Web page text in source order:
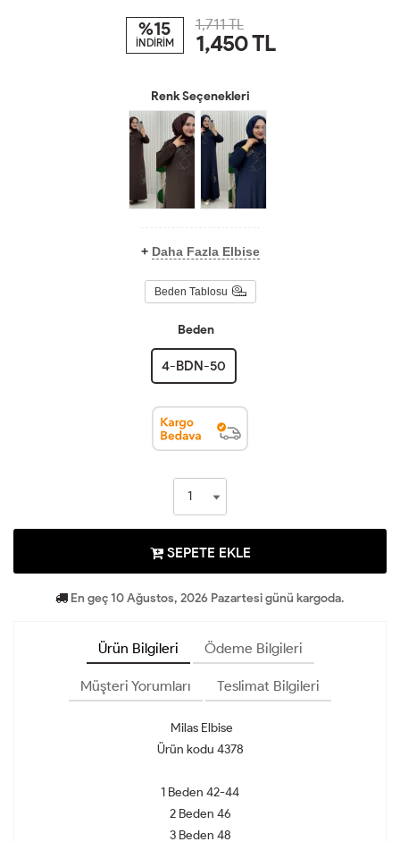
%15
İNDİRİM
1,711 TL
1,450TL
Renk Seçenekleri
+ Daha Fazla Elbise
Beden Tablosu
Beden
4-BDN-50
SEPETE EKLE
En geç 10 Ağustos, 2026 Pazartesi günü kargoda.
Ürün Bilgileri Ödeme Bilgileri
Müşteri Yorumları Teslimat Bilgileri
Milas Elbise
Ürün kodu 4378
1 Beden 42-44
2 Beden 46
3 Beden 48